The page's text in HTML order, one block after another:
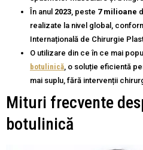
În anul 2023 , peste 7 milioane
realizate la nivel global,
Internațională de Chirurgie
O utilizare din ce în ce mai
botulinică , o soluție eficientă
mai suplu, fără intervenții
Mituri frecvente
botulinică